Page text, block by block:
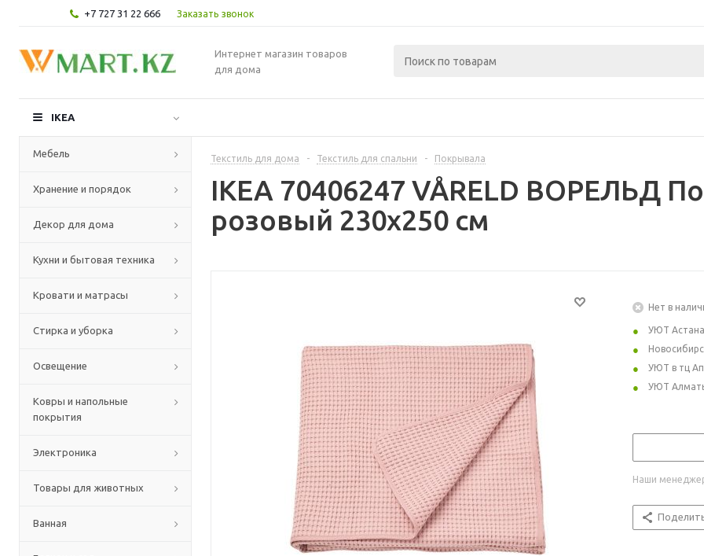
+7 727 31 22 666 Заказать звонок
Интернет магазин товаров
для дома
IKEA
Мебель
Хранение и порядок
Декор для дома
Кухни и бытовая техника
Кровати и матрасы
Стирка и уборка
Освещение
Ковры и напольные
покрытия
Электроника
Товары для животных
Ванная
Текстиль для дома - Текстиль для спальни - Покрывала
IKEA 70406247 VÅRELD ВОРЕЛЬД
розовый 230x250 см
Нет в
УЮТ Астана
УЮТ в тц
УЮТ
Наши